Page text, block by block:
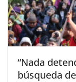
“Nada
búsqueda